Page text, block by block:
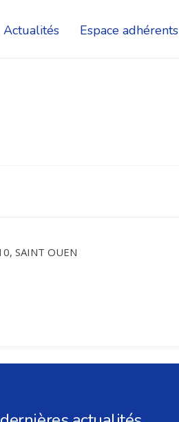
Actualités Espace adhérents
SAINT OUEN